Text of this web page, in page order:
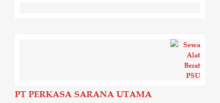
PT PERKASA SARANA UTAMA